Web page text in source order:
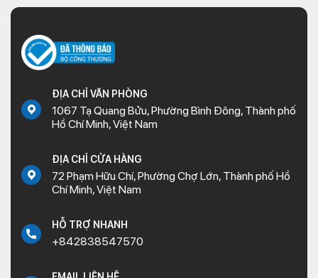
ĐỊA CHỈ VĂN PHÒNG
1067 Tạ Quang Bửu, Phường Bình Đông, Thành phố
Hồ Chí Minh, Việt Nam
ĐỊA CHỈ CỬA HÀNG
72 Phạm Hữu Chí, Phường Chợ Lớn, Thành phố Hồ
Chí Minh, Việt Nam
HỖ TRỢ NHANH
+842838547570